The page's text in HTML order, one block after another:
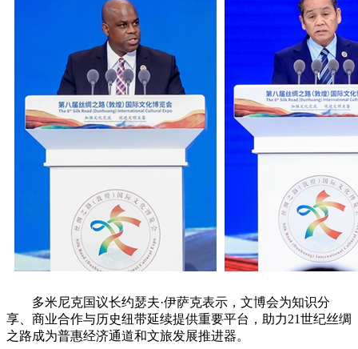
多米尼克国议长约瑟夫·伊萨克表示，文博会为知识分
享、商业合作与历史纽带延续提供重要平台，助力21世纪丝绸
之路成为普惠经济通道和文旅发展推进器。